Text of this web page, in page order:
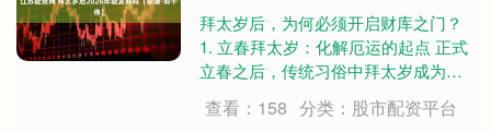
拜太岁后，为何必须开启财库之门？
1. 立春拜太岁：化解厄运的起点 正式
立春之后，传统习俗中拜太岁成为许
多人开启新年的重要仪式。太岁当头
坐，无喜恐有祸，犯太岁往往被认为
查看：158 分类：股市配资平台